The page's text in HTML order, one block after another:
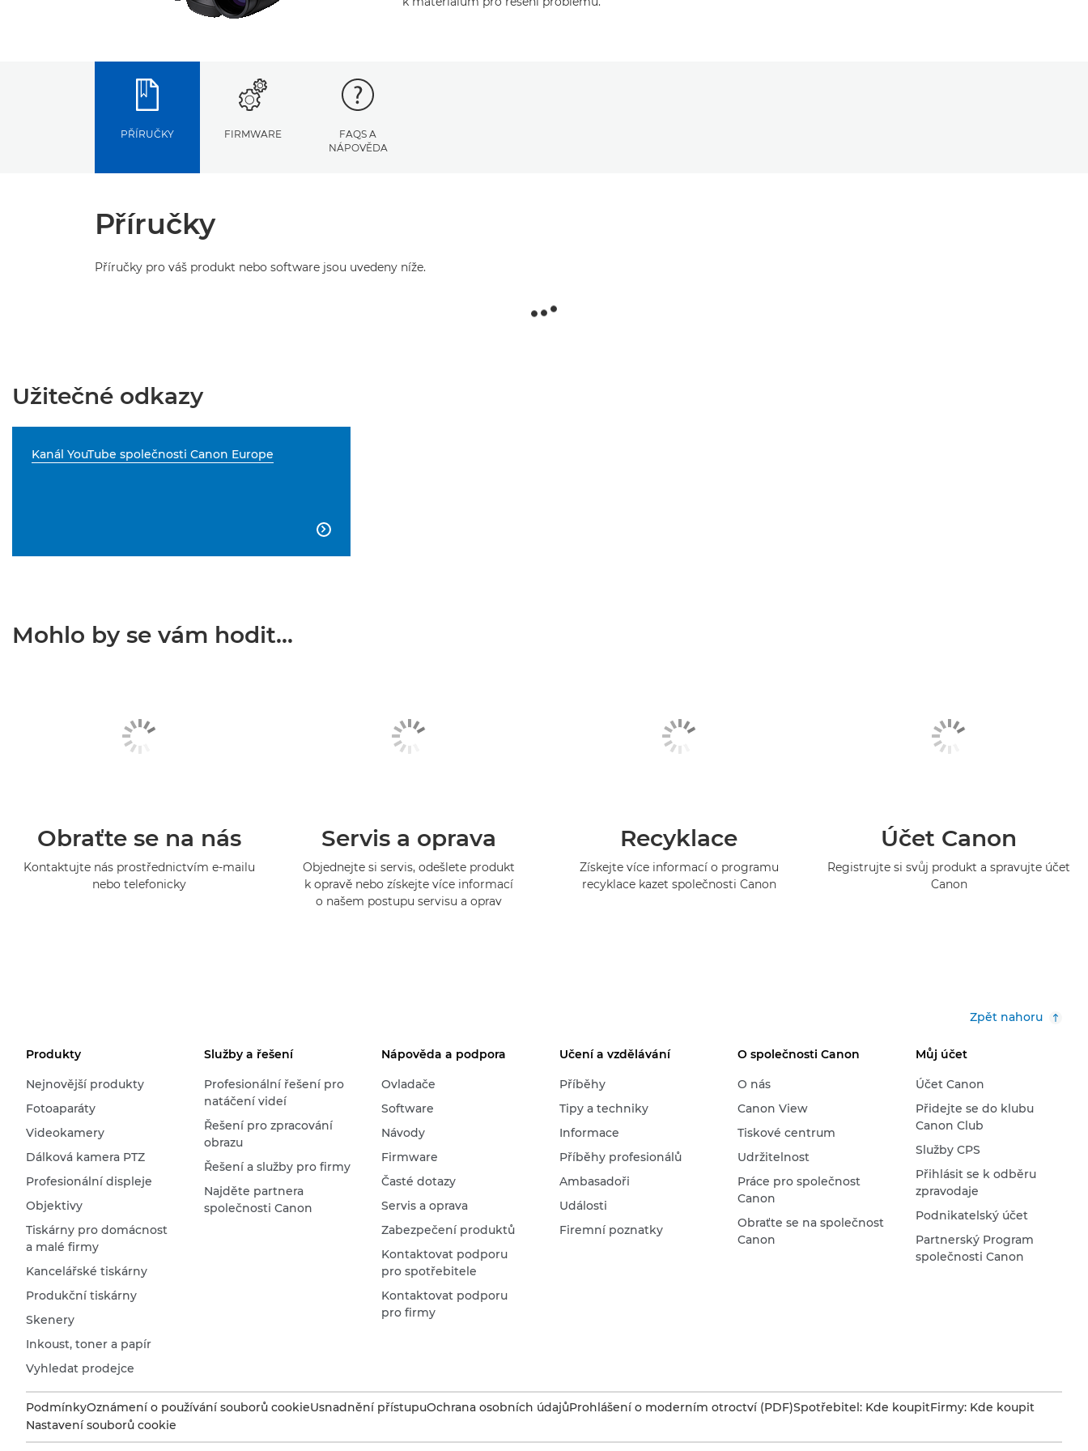
PŘÍRUČKY FIRMWARE
FAQS A
NÁPOVĚDA
Příručky
Příručky pro váš produkt nebo software jsou uvedeny níže.
Užitečné odkazy
Kanál YouTube společnosti Canon Europe

Mohlo by se vám hodit...
Obraťte se na nás
Kontaktujte nás prostřednictvím e-mailu
nebo telefonicky
Servis a oprava
Objednejte si servis, odešlete produkt
k opravě nebo získejte více informací
o našem postupu servisu a oprav
Recyklace
Získejte více informací o programu
recyklace kazet společnosti Canon
Účet Canon
Registrujte si svůj produkt a spravujte účet
Canon
Zpět nahoru
Produkty
Nejnovější produkty
Fotoaparáty
Videokamery
Dálková kamera PTZ
Profesionální displeje
Objektivy
Tiskárny pro domácnost
a malé firmy
Kancelářské tiskárny
Produkční tiskárny
Skenery
Inkoust, toner a papír
Vyhledat prodejce
Služby a řešení
Profesionální řešení pro
natáčení videí
Řešení pro zpracování
obrazu
Řešení a služby pro firmy
Najděte partnera
společnosti Canon
Nápověda a podpora
Ovladače
Software
Návody
Firmware
Časté dotazy
Servis a oprava
Zabezpečení produktů
Kontaktovat podporu
pro spotřebitele
Kontaktovat podporu
pro firmy
Učení a vzdělávání
Příběhy
Tipy a techniky
Informace
Příběhy profesionálů
Ambasadoři
Události
Firemní poznatky
O společnosti Canon
O nás
Canon View
Tiskové centrum
Udržitelnost
Práce pro společnost
Canon
Obraťte se na společnost
Canon
Můj účet
Účet Canon
Přidejte se do klubu
Canon Club
Služby CPS
Přihlásit se k odběru
zpravodaje
Podnikatelský účet
Partnerský Program
společnosti Canon
PodmínkyOznámení o používání souborů cookieUsnadnění přístupuOchrana osobních údajůProhlášení o moderním otroctví (PDF)Spotřebitel: Kde koupitFirmy: Kde koupit
Nastavení souborů cookie